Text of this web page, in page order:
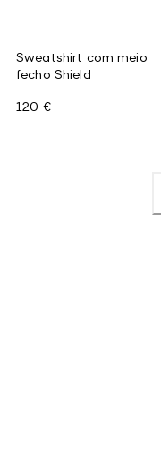
Sweatshirt com meio
fecho Shield
120 €